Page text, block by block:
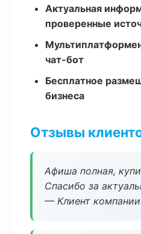
Актуальная
проверенные
чат-бот
Бесплатное
бизнеса
Отзывы
Афиша полная,
Спасибо за
— Клиент компании